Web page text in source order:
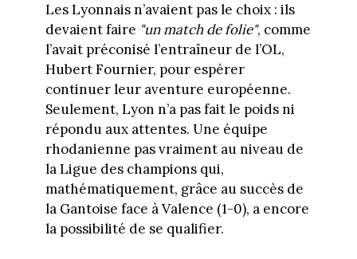
Les Lyonnais n’avaient pas le choix : ils
devaient faire "un match de folie", comme
l’avait préconisé l’entraîneur de l’OL,
Hubert Fournier, pour espérer
continuer leur aventure européenne.
Seulement, Lyon n’a pas fait le poids ni
répondu aux attentes. Une équipe
rhodanienne pas vraiment au niveau de
la Ligue des champions qui,
mathématiquement, grâce au succès de
la Gantoise face à Valence (1-0), a encore
la possibilité de se qualifier.